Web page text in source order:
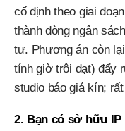
cố định theo giai
thành dòng ngân
tư. Phương án còn
tính giờ trôi dạt) đẩy
studio báo giá kín;
2. Bạn có sở hữu